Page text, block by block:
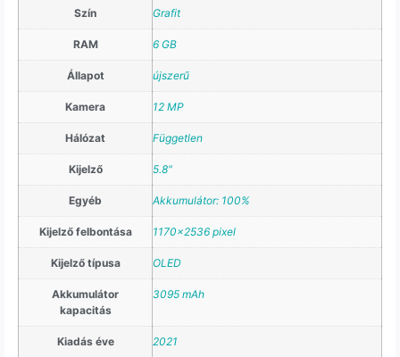
Szín Grafit
RAM 6 GB
Állapot újszerű
Kamera 12 MP
Hálózat Független
Kijelző 5.8"
Egyéb Akkumulátor: 100%
Kijelző felbontása 1170×2536 pixel
Kijelző típusa OLED
Akkumulátor
kapacitás
3095 mAh
Kiadás éve 2021